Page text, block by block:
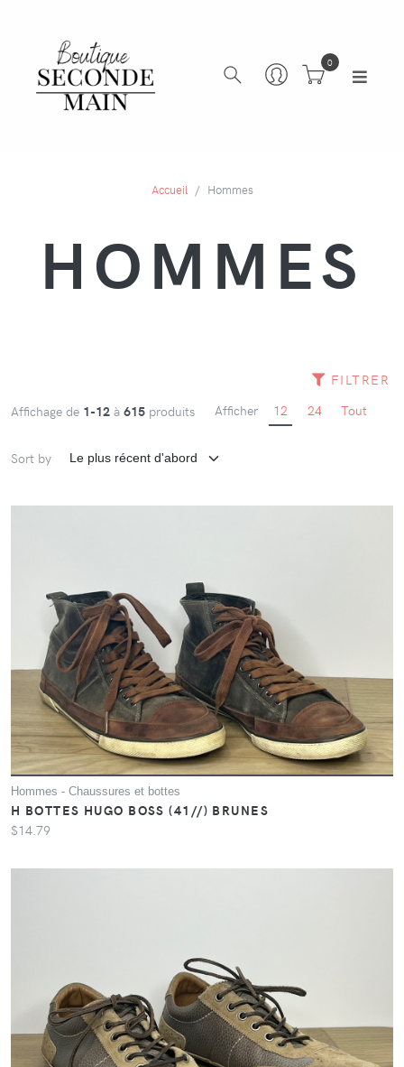
0
Accueil Hommes
HOMMES
FILTRER
Affichage de 1-12 à 615 produits Afficher 12 24 Tout
Sort by
Hommes - Chaussures et bottes
H BOTTES HUGO BOSS (41//) BRUNES
$14.79